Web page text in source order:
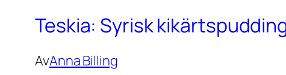
Teskia: Syrisk
AvAnna Billing